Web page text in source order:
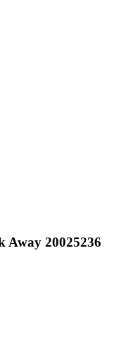
Away 20025236